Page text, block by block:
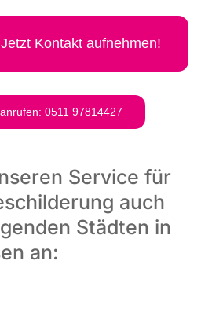
Jetzt Kon­takt aufnehmen!
0511 97814427
Service für
auch
Städten in
an: